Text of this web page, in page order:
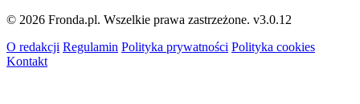
© 2026 Fronda.pl. Wszelkie prawa zastrzeżone. v3.0.12
O redakcji Regulamin Polityka prywatności Polityka cookies
Kontakt